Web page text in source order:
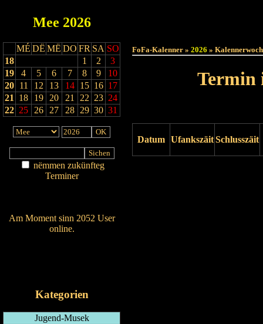
Mee 2026
MÉ DË MË DO FR SA SO
18
1 2
3
19
4 5 6 7 8 9
10
20 11 12 13 14 15 16 17
21
18 19 20 21 22 23 24
22 25 26 27 28 29 30 31
nëmmen zukünfteg
Terminer
Am Moment sinn 2052 User
online.
Kategorien
Jugend-Musek
FoFa-Kalenner » 2026 »
Termin
Datum UfankszäitSchlusszäit